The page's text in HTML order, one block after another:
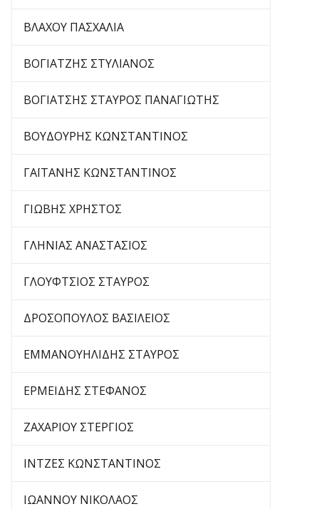
ΒΛΑΧΟΥ ΠΑΣΧΑΛΙΑ
ΒΟΓΙΑΤΖΗΣ ΣΤΥΛΙΑΝΟΣ
ΒΟΓΙΑΤΣΗΣ ΣΤΑΥΡΟΣ ΠΑΝΑΓΙΩΤΗΣ
ΒΟΥΔΟΥΡΗΣ ΚΩΝΣΤΑΝΤΙΝΟΣ
ΓΑΪΤΑΝΗΣ ΚΩΝΣΤΑΝΤΙΝΟΣ
ΓΙΩΒΗΣ ΧΡΗΣΤΟΣ
ΓΛΗΝΙΑΣ ΑΝΑΣΤΑΣΙΟΣ
ΓΛΟΥΦΤΣΙΟΣ ΣΤΑΥΡΟΣ
ΔΡΟΣΟΠΟΥΛΟΣ ΒΑΣΙΛΕΙΟΣ
ΕΜΜΑΝΟΥΗΛΙΔΗΣ ΣΤΑΥΡΟΣ
ΕΡΜΕΙΔΗΣ ΣΤΕΦΑΝΟΣ
ΖΑΧΑΡΙΟΥ ΣΤΕΡΓΙΟΣ
ΙΝΤΖΕΣ ΚΩΝΣΤΑΝΤΙΝΟΣ
ΙΩΑΝΝΟΥ ΝΙΚΟΛΑΟΣ